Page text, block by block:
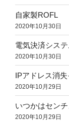
自家製ROFL
2020年10月30日
電気決済システ
2020年10月30日
IPアドレス消
2020年10月29日
いつかはセン
2020年10月29日